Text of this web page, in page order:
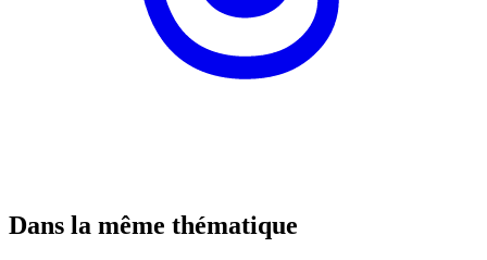
Dans la même thématique